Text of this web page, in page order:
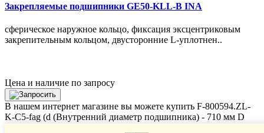
Закрепляемые подшипники GE50-KLL-B INA
сферическое наружное кольцо, фиксация эксцентриковым
закрепительным кольцом, двусторонние L-уплотнен..
Цена и наличие по запросу
В нашем интернет магазине вы можете купить F-800594.ZL-
K-C5-fag (d (Внутренний диаметр подшипника) - 710 мм D